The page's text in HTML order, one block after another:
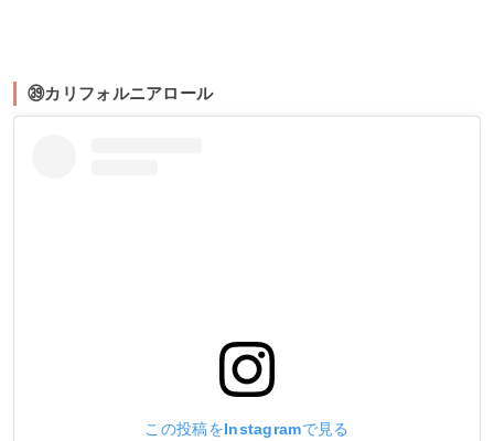
㊴カリフォルニアロール
この投稿をInstagramで見る